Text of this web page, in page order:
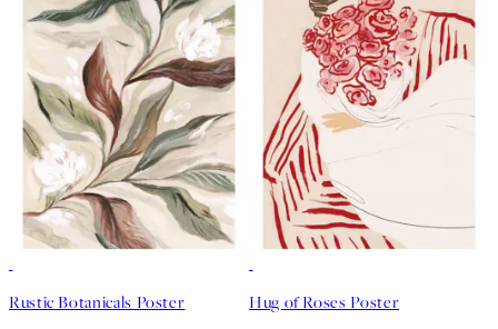
Rustic Botanicals Poster Hug of Roses Poster